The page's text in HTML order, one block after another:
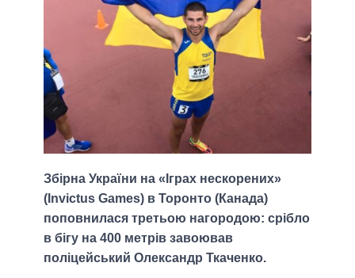
Збірна України на «Іграх нескорених»
(Invictus Games) в Торонто (Канада)
поповнилася третьою нагородою: срібло
в бігу на 400 метрів завоював
поліцейський Олександр Ткаченко.